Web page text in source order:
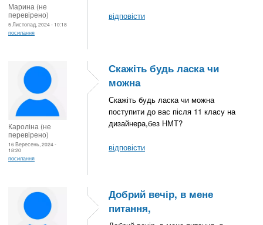
Марина (не
перевірено)
5 Листопад, 2024 - 10:18
посилання
відповісти
Кароліна (не
перевірено)
16 Вересень, 2024 -
18:20
посилання
Скажіть будь ласка чи
можна
Скажіть будь ласка чи можна
поступити до вас після 11 класу на
дизайнера,без НМТ?
відповісти
Добрий вечір, в мене
питання,